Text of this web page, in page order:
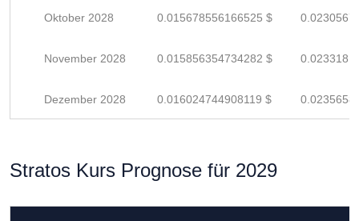
Oktober 2028 0.015678556166525 $
November 2028 0.015856354734282 $
Dezember 2028 0.016024744908119 $
Stratos Kurs Prognose für 2029